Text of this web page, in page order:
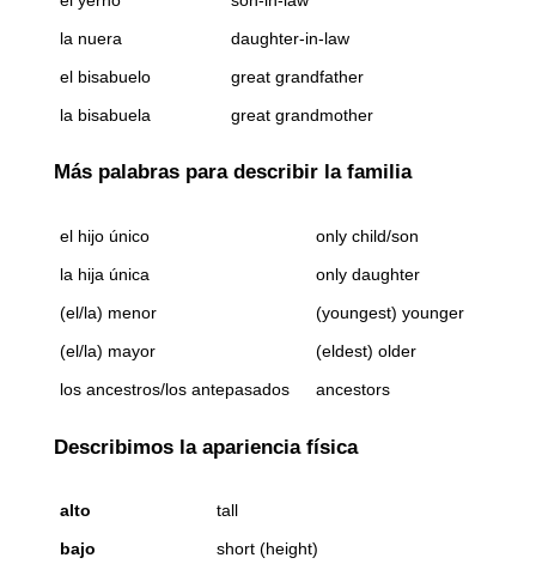
la nuera
daughter-in-law
el bisabuelo
great grandfather
la bisabuela
great grandmother
Más palabras para describir la familia
el hijo único
only child/son
la hija única
only daughter
(el/la) menor
(youngest) younger
(el/la) mayor
(eldest) older
los ancestros/los antepasados
ancestors
Describimos la apariencia física
alto
tall
bajo
short (height)